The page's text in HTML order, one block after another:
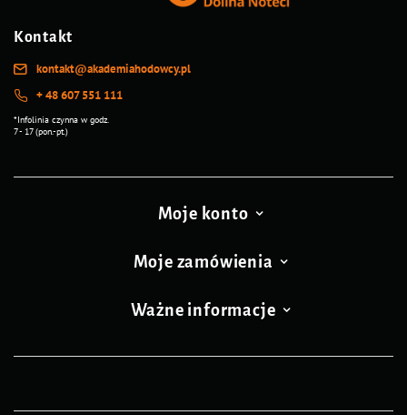
Kontakt
kontakt@akademiahodowcy.pl
+ 48 607 551 111
*Infolinia czynna w godz.
7 - 17 (pon.-pt.)
Moje konto
Moje zamówienia
Ważne informacje